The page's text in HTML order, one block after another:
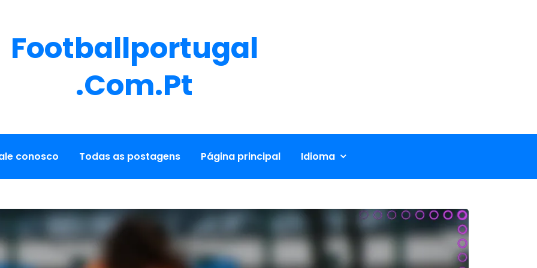
Footballportugal
.com.pt
conosco Todas as postagens Página principal Idioma